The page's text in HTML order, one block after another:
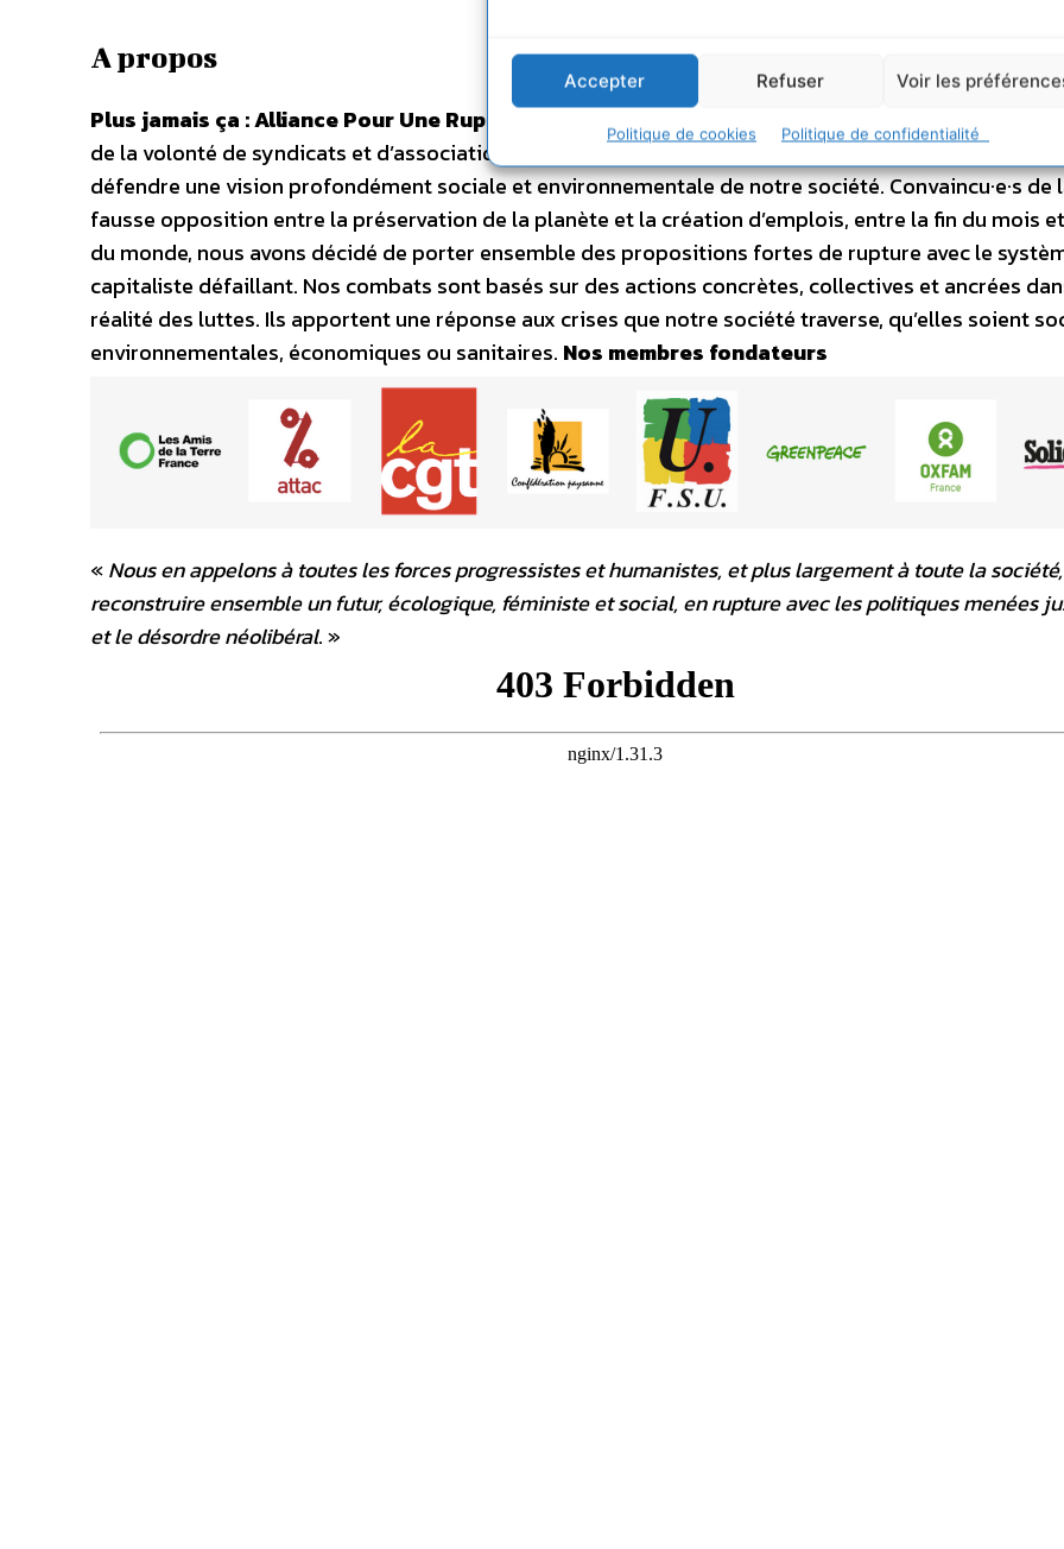
Accepter Refuser Voir les
Politique de cookies Politique de confidentialité
A propos
Plus jamais ça : Alliance Pour Une Rupture Ecologique et Sociale
Plus jamais ça est né en
de la volonté de syndicats et d’associations environnementales de changer les termes du débat et de
défendre une vision profondément sociale et environnementale de notre société. Convaincu·e·s de
fausse opposition entre la préservation de la planète et la création d’emplois, entre la fin du mois
du monde, nous avons décidé de porter ensemble des propositions fortes de rupture avec le
capitaliste défaillant. Nos combats sont basés sur des actions concrètes, collectives et ancrées
réalité des luttes. Ils apportent une réponse aux crises que notre société traverse, qu’elles soient
environnementales, économiques ou sanitaires. Nos membres fondateurs
«Nous en appelons à toutes les forces progressistes et humanistes, et plus largement à toute la
reconstruire ensemble un futur, écologique, féministe et social, en rupture avec les politiques menées
et le désordre néolibéral. »